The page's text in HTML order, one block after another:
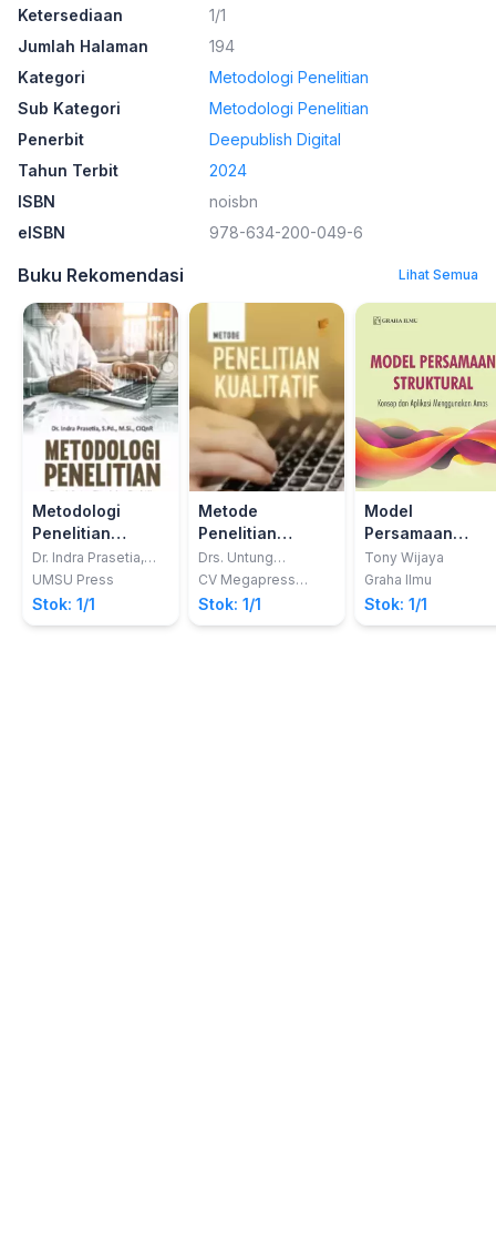
Ketersediaan
1/1
Jumlah Halaman
194
Kategori
Metodologi Penelitian
Sub Kategori
Metodologi Penelitian
Penerbit
Deepublish Digital
Tahun Terbit
2024
ISBN
noisbn
eISBN
978-634-200-049-6
Buku Rekomendasi Lihat Semua
Metodologi
Penelitian
Pendekatan
Teori dan Praktik
Dr. Indra Prasetia,
S.Pd., M.Si., CIQnR.
UMSU Press
Stok: 1/1
Metode
Penelitian
Kualitatif
Drs. Untung
Lasiyono, S.E., M.Si.;
Dr. Wira Yudha Alam,
S.E., S.IP., M.S.M.,
M.I.P.
CV Megapress
Nusantara
Stok: 1/1
Model
Persamaan
Struktural;
Konsep dan
Aplikasi
Menggunakan
Tony Wijaya
Graha Ilmu
Stok: 1/1